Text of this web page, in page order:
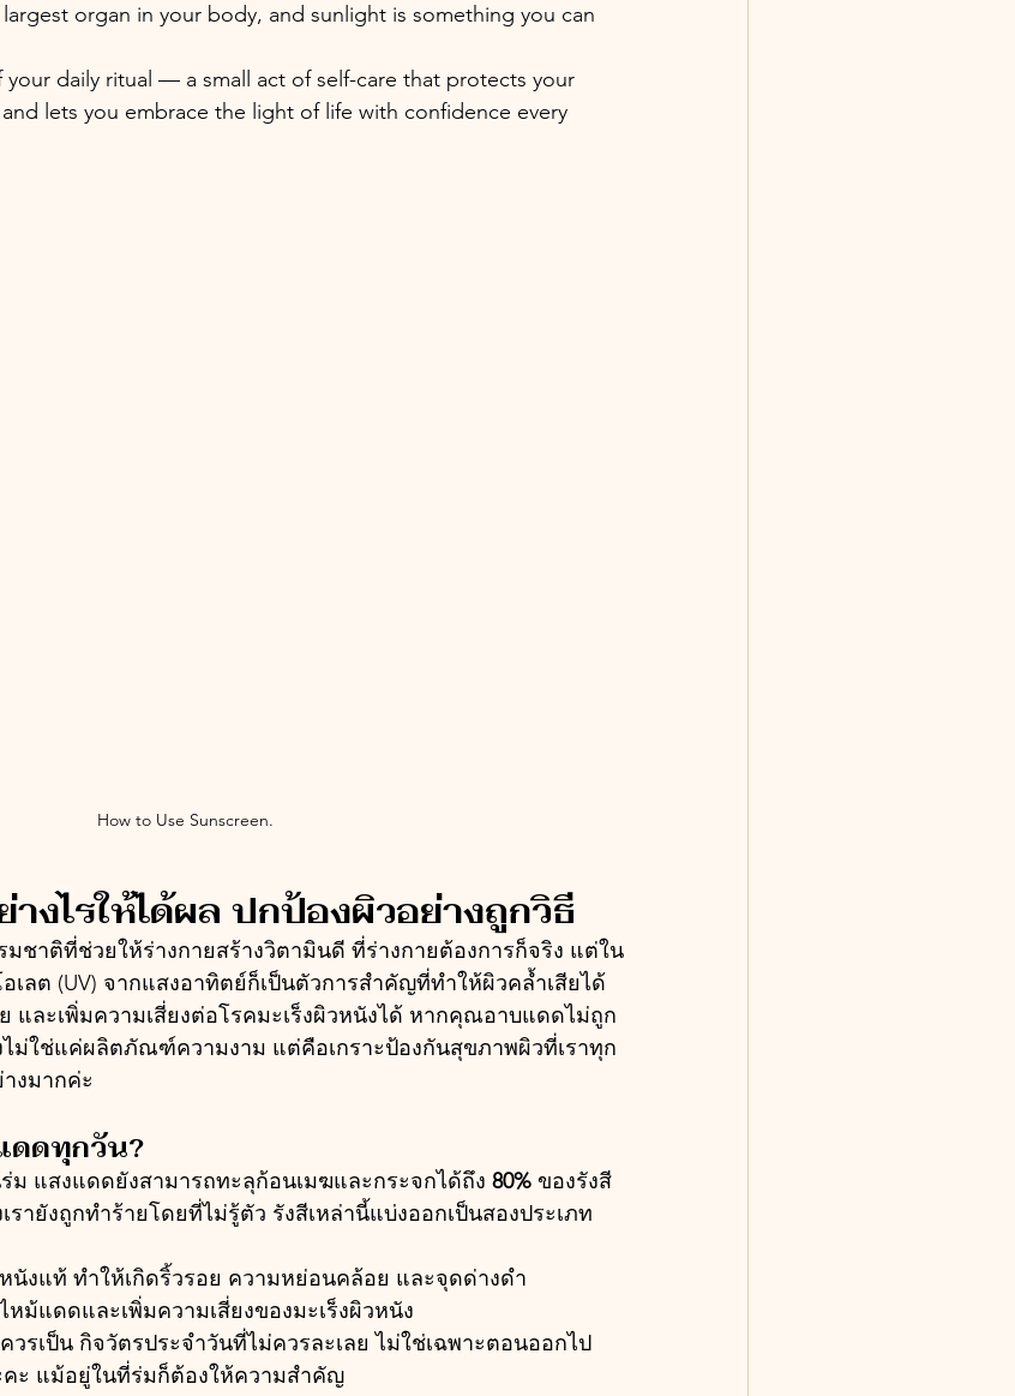
organ in your body, and sunlight is something you can
your daily ritual — a small act of self-care that protects your
lets you embrace the light of life with confidence every
How to Use Sunscreen.
งไรให้ได้ผล ปกป้องผิวอย่างถูกวิธี
ชาติที่ช่วยให้ร่างกายสร้างวิตามินดี ที่ร่างกายต้องการก็จริง แต่ใน
เลต (UV) จากแสงอาทิตย์ก็เป็นตัวการสำคัญที่ทำให้ผิวคล้ำเสียได้
และเพิ่มความเสี่ยงต่อโรคมะเร็งผิวหนังได้ หากคุณอาบแดดไม่ถูก
ม่ใช่แค่ผลิตภัณฑ์ความงาม แต่คือเกราะป้องกันสุขภาพผิวที่เราทุก
งมากค่ะ
ดดทุกวัน?
แสงแดดยังสามารถทะลุก้อนเมฆและกระจกได้ถึง 80% ของรังสี
ายังถูกทำร้ายโดยที่ไม่รู้ตัว รังสีเหล่านี้แบ่งออกเป็นสองประเภท
งแท้ ทำให้เกิดริ้วรอย ความหย่อนคล้อย และจุดด่างดำ
หม้แดดและเพิ่มความเสี่ยงของมะเร็งผิวหนัง
รเป็น กิจวัตรประจำวันที่ไม่ควรละเลย ไม่ใช่เฉพาะตอนออกไป
คะ แม้อยู่ในที่ร่มก็ต้องให้ความสำคัญ